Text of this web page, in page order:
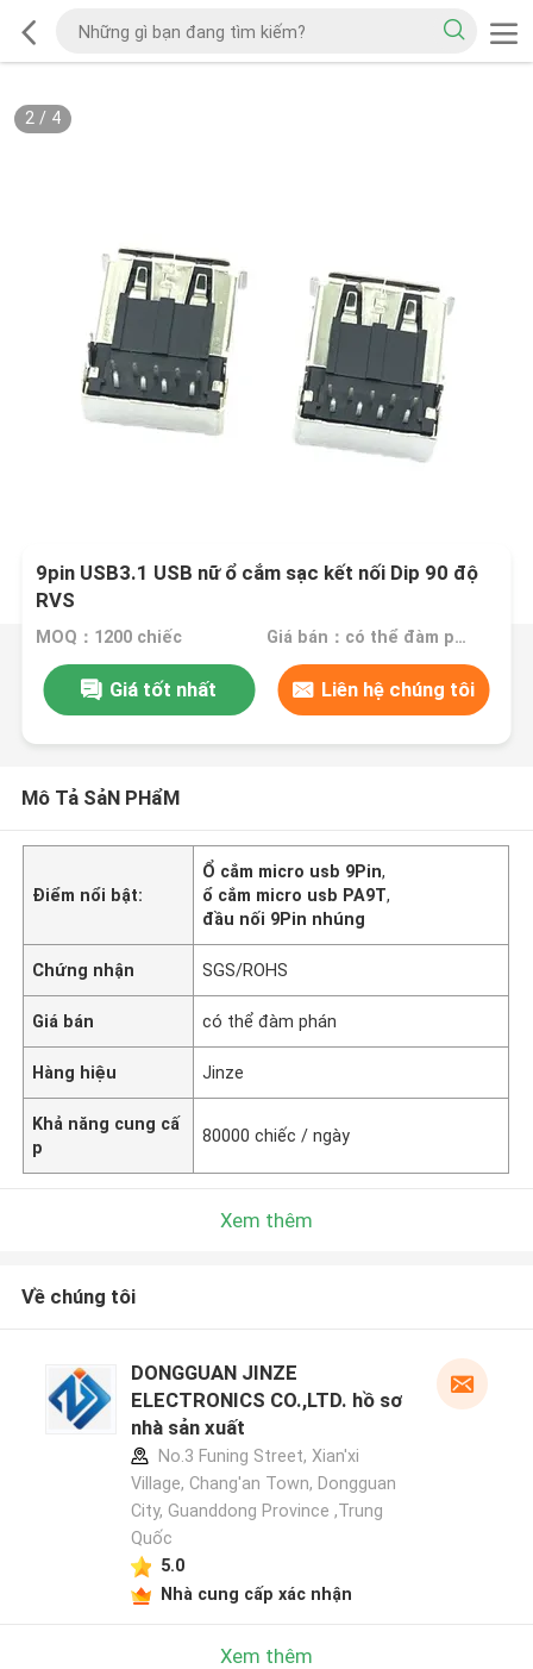
2/ 4
9pin USB3.1 USB nữ ổ cắm sạc kết nối Dip 90 độ
RVS
MOQ：1200 chiếc Giá bán：có thể đàm phán
Giá tốt nhất Liên hệ chúng tôi
Mô Tả SảN PHẩM
Điểm nổi bật:
Ổ cắm micro usb 9Pin,
ổ cắm micro usb PA9T,
đầu nối 9Pin nhúng
Chứng nhận SGS/ROHS
Giá bán có thể đàm phán
Hàng hiệu Jinze
Khả năng cung cấ
p
80000 chiếc / ngày
Xem thêm
Về chúng tôi
DONGGUAN JINZE
ELECTRONICS CO.,LTD. hồ sơ
nhà sản xuất
No.3 Funing Street, Xian'xi
Village, Chang'an Town, Dongguan
City, Guanddong Province ,Trung
Quốc
5.0
Nhà cung cấp xác nhận
Xem thêm